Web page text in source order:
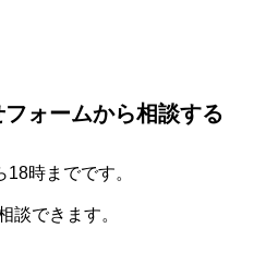
ォームから相談する
時までです。
談できます。